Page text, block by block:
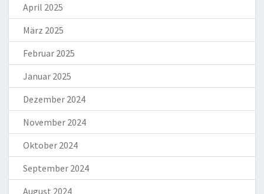
April 2025
März 2025
Februar 2025
Januar 2025
Dezember 2024
November 2024
Oktober 2024
September 2024
August 2024